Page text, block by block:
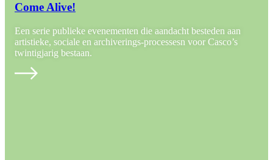
Come Alive!
Een serie publieke evenementen die aandacht besteden aan
artistieke, sociale en archiverings-processesn voor Casco’s
twintigjarig bestaan.